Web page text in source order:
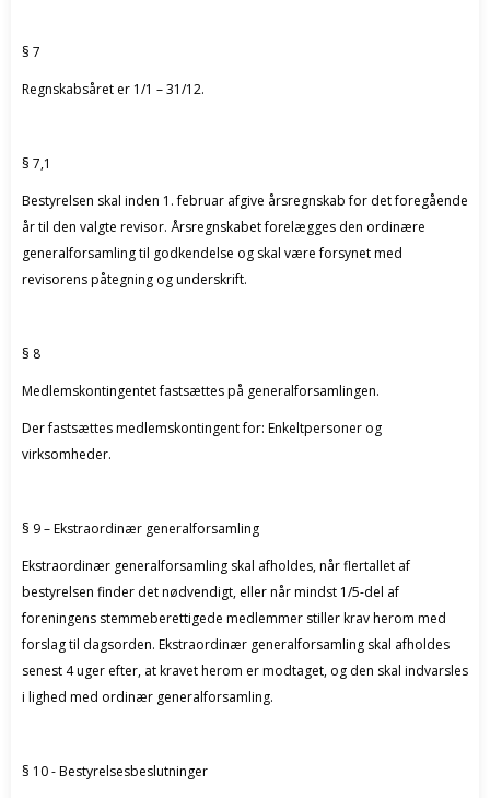
§ 7
Regnskabsåret er 1/1 – 31/12.
§ 7,1
Bestyrelsen skal inden 1. februar afgive årsregnskab for det foregående
år til den valgte revisor. Årsregnskabet forelægges den ordinære
generalforsamling til godkendelse og skal være forsynet med
revisorens påtegning og underskrift.
§ 8
Medlemskontingentet fastsættes på generalforsamlingen.
Der fastsættes medlemskontingent for: Enkeltpersoner og
virksomheder.
§ 9 – Ekstraordinær generalforsamling
Ekstraordinær generalforsamling skal afholdes, når flertallet af
bestyrelsen finder det nødvendigt, eller når mindst 1/5-del af
foreningens stemmeberettigede medlemmer stiller krav herom med
forslag til dagsorden. Ekstraordinær generalforsamling skal afholdes
senest 4 uger efter, at kravet herom er modtaget, og den skal indvarsles
i lighed med ordinær generalforsamling.
§ 10 - Bestyrelsesbeslutninger